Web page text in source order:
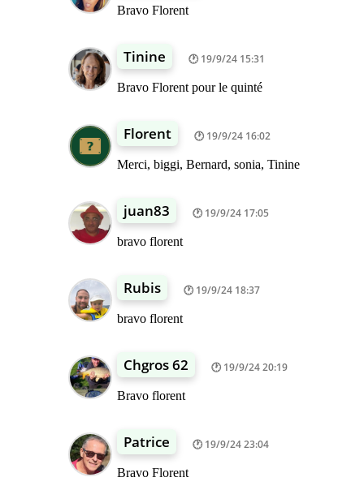
Bravo Florent
Tinine 19/9/24 15:31
Bravo Florent pour le quinté
Florent 19/9/24 16:02
Merci, biggi, Bernard, sonia, Tinine
juan83 19/9/24 17:05
bravo florent
Rubis 19/9/24 18:37
bravo florent
Chgros 62 19/9/24 20:19
Bravo florent
Patrice 19/9/24 23:04
Bravo Florent